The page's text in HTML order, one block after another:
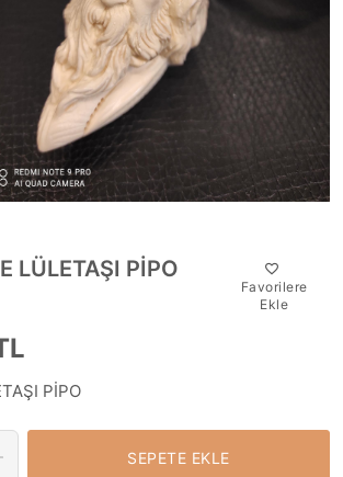
LÜLETAŞI PİPO
Favorilere
Ekle
PİPO
SEPETE EKLE